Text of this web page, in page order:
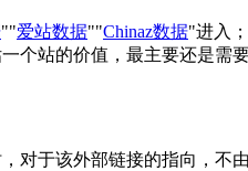
""爱站数据""Chinaz数据"进入
个站的价值，最主要还是需
于该外部链接的指向，不